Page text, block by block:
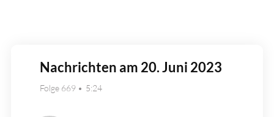
Nachrichten am 20. Juni 2023
Folge 669 5:24